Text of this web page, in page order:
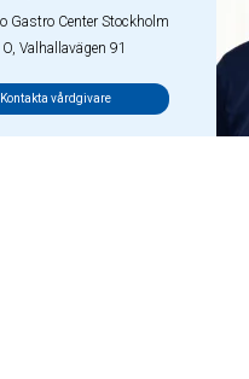
Gastro Center Stockholm
Valhallavägen 91
Kontakta vårdgivare